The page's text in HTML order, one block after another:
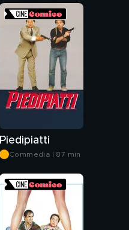
Piedipiatti
Commedia | 87 min